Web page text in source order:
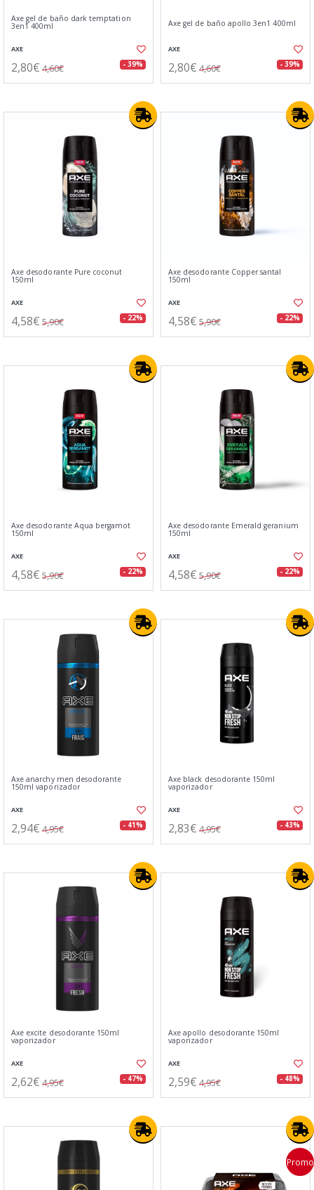
Axe gel de baño dark temptation
3en1 400ml
AXE
2,80€ 4,60€ - 39%
Axe gel de baño apollo 3en1 400ml
AXE
2,80€ 4,60€ - 39%
Axe desodorante Pure coconut
150ml
AXE
4,58€ 5,90€ - 22%
Axe desodorante Copper santal
150ml
AXE
4,58€ 5,90€ - 22%
Axe desodorante Aqua bergamot
150ml
AXE
4,58€ 5,90€ - 22%
Axe desodorante Emerald geranium
150ml
AXE
4,58€ 5,90€ - 22%
Axe anarchy men desodorante
150ml vaporizador
AXE
2,94€ 4,95€ - 41%
Axe black desodorante 150ml
vaporizador
AXE
2,83€ 4,95€ - 43%
Axe excite desodorante 150ml
vaporizador
AXE
2,62€ 4,95€ - 47%
Axe apollo desodorante 150ml
vaporizador
AXE
2,59€ 4,95€ - 48%
Promo